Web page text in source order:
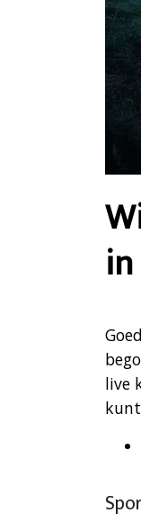
live